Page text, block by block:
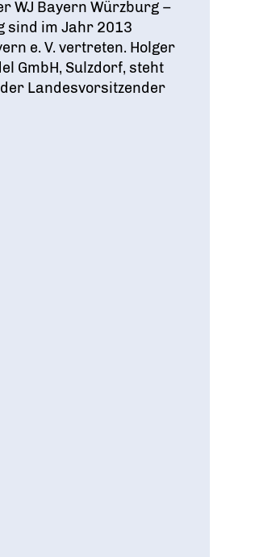
WJ Bayern Würzburg –
sind im Jahr 2013
e. V. vertreten. Holger
GmbH, Sulzdorf, steht
Landesvorsitzender